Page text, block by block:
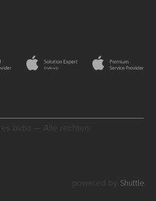
bvba — Alle rechten
Shuttle